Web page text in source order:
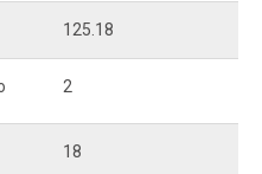
125.18
2
18